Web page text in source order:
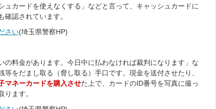
ュカードを使えなくする」などと言って、キャッシュカードに
認されています。
さい(埼玉県警察HP)
の料金があります。今日中に払わなければ裁判になります」な
をだまし取る（脅し取る）手口です。現金を送付させたり、
マネーカードを購入させた上で、カードのID番号を写真に撮っ
ます。